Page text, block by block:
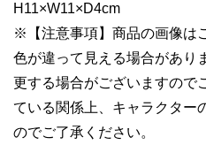
H11×W11×D4cm
※【注意事項】商品の画像は
色が違って見える場合があり
更する場合がございますので
ている関係上、キャラクター
のでご了承ください。